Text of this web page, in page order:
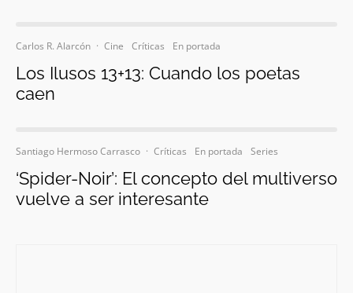
Carlos R. Alarcón · Cine Críticas En portada
Los Ilusos 13+13: Cuando los poetas
caen
Santiago Hermoso Carrasco · Críticas En portada Series
‘Spider-Noir’: El concepto del multiverso
vuelve a ser interesante